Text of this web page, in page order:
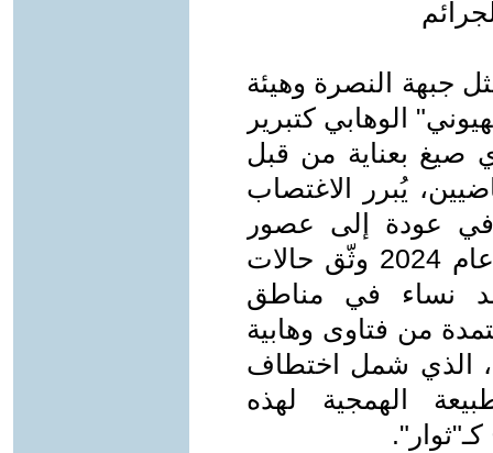
جبهة النصرة وهيئة
الوهابي كتبرير
صيغ بعناية من قبل
يُبرر الاغتصاب
عودة إلى عصور
العبودية. تقرير لـMiddle East Eye عام 2024 وثّق حالات
نساء في مناطق
من فتاوى وهابية
الذي شمل اختطاف
الهمجية لهذه